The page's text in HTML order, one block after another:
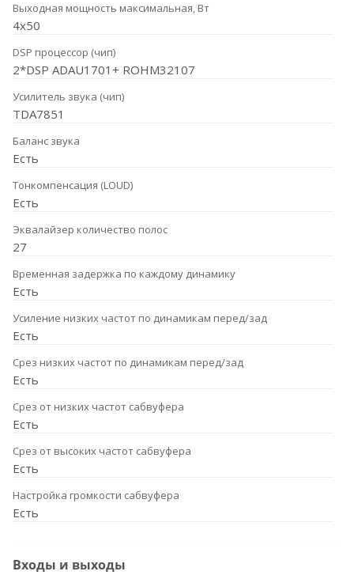
Выходная мощность максимальная, Вт
4x50
DSP процессор (чип)
2*DSP ADAU1701+ ROHM32107
Усилитель звука (чип)
TDA7851
Баланс звука
Есть
Тонкомпенсация (LOUD)
Есть
Эквалайзер количество полос
27
Временная задержка по каждому динамику
Есть
Усиление низких частот по динамикам перед/зад
Есть
Срез низких частот по динамикам перед/зад
Есть
Срез от низких частот сабвуфера
Есть
Срез от высоких частот сабвуфера
Есть
Настройка громкости сабвуфера
Есть
Входы и выходы